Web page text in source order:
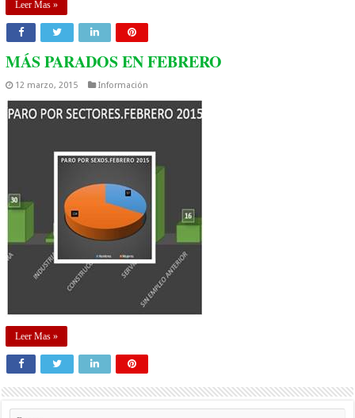
Leer Mas »
MÁS PARADOS EN FEBRERO
12 marzo, 2015 Información
Leer Mas »